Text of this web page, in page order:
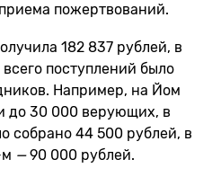
пожертвований.
182 837 рублей, в
поступлений было
Например, на Йом
до 30 000 верующих, в
собрано 44 500 рублей, в
—90 000 рублей.